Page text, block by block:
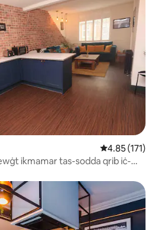
Rating medju
4.85 (171)
ikmamar tas-sodda qrib iċ-